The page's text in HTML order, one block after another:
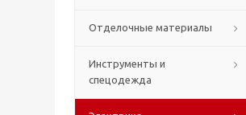
Отделочные материалы
Инструменты и
спецодежда